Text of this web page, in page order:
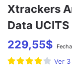
Xtrackers
Data UCITS
229,55$
Ver 3